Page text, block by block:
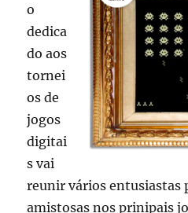
o
dedica
do aos
tornei
os de
jogos
digitai
s vai
reunir vários entusiastas
amistosas nos prinipais